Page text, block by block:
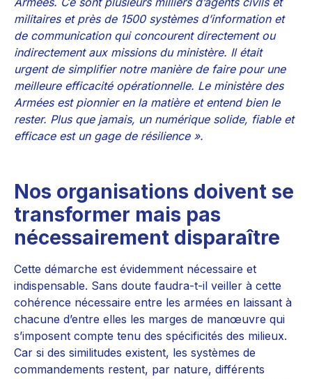
militaires et près de 1500 systèmes d’information et
de communication qui concourent directement ou
indirectement aux missions du ministère. Il était
urgent de simplifier notre manière de faire pour une
meilleure efficacité opérationnelle. Le ministère des
Armées est pionnier en la matière et entend bien le
rester. Plus que jamais, un numérique solide, fiable et
efficace est un gage de résilience ».
Nos organisations doivent se
transformer mais pas
nécessairement disparaître
Cette démarche est évidemment nécessaire et
indispensable. Sans doute faudra-t-il veiller à cette
cohérence nécessaire entre les armées en laissant à
chacune d’entre elles les marges de manœuvre qui
s’imposent compte tenu des spécificités des milieux.
Car si des similitudes existent, les systèmes de
commandements restent, par nature, différents